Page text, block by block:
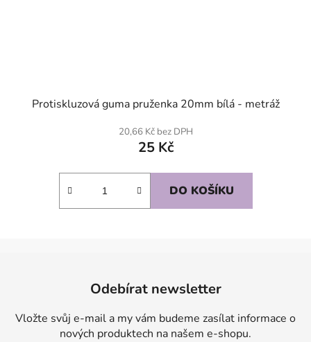
Protiskluzová guma pruženka 20mm bílá - metráž
20,66 Kč bez DPH
25 Kč
DO KOŠÍKU
Odebírat newsletter
Vložte svůj e-mail a my vám budeme zasílat informace o
nových produktech na našem e-shopu.